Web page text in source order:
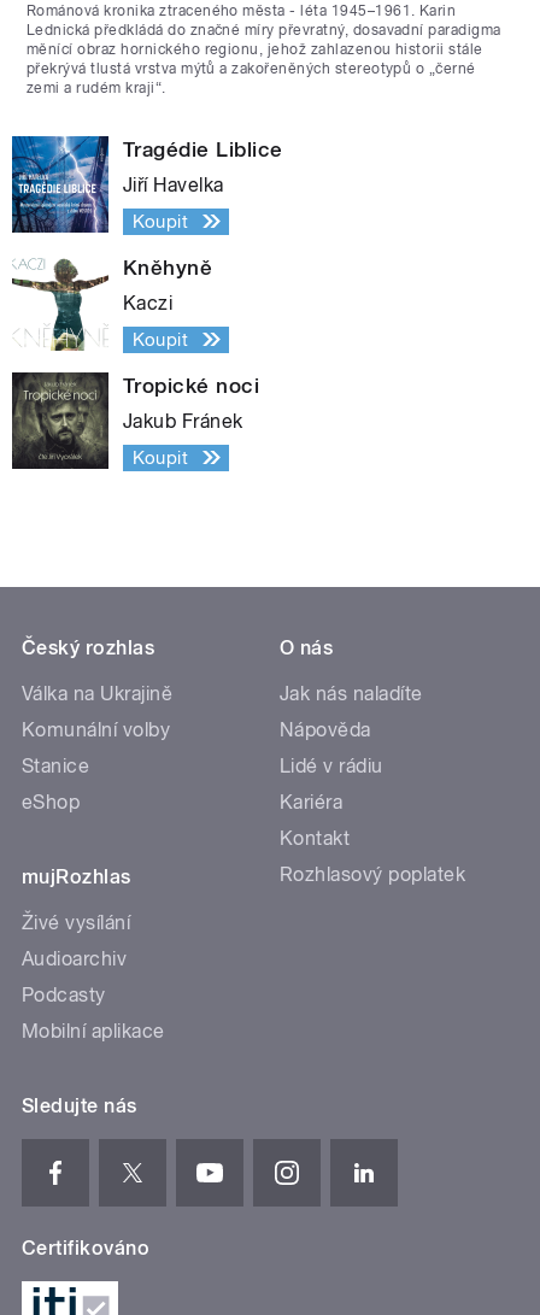
Románová kronika ztraceného města - léta 1945–1961. Karin
Lednická předkládá do značné míry převratný, dosavadní paradigma
měnící obraz hornického regionu, jehož zahlazenou historii stále
překrývá tlustá vrstva mýtů a zakořeněných stereotypů o „černé
zemi a rudém kraji“.
Tragédie Liblice
Jiří Havelka
Koupit
Kněhyně
Kaczi
Koupit
Tropické noci
Jakub Fránek
Koupit
Český rozhlas
Válka na Ukrajině
Komunální volby
Stanice
eShop
mujRozhlas
Živé vysílání
Audioarchiv
Podcasty
Mobilní aplikace
O nás
Jak nás naladíte
Nápověda
Lidé v rádiu
Kariéra
Kontakt
Rozhlasový poplatek
Sledujte nás
Certifikováno